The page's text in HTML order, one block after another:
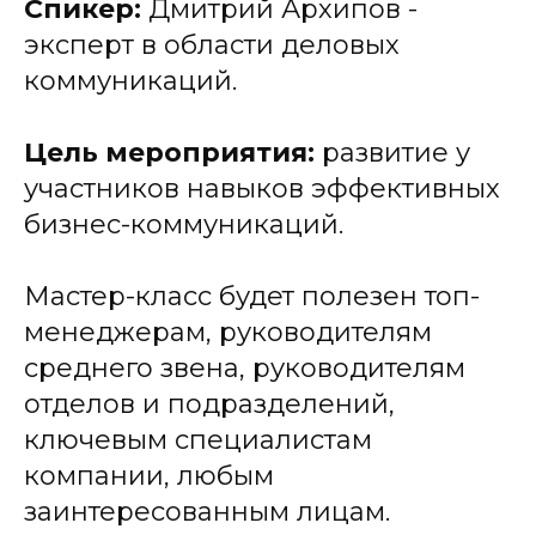
Спикер: Дмитрий Архипов -
эксперт в области деловых
коммуникаций.
Цель мероприятия: развитие у
участников навыков эффективных
бизнес-коммуникаций.
Мастер-класс будет полезен топ-
менеджерам, руководителям
среднего звена, руководителям
отделов и подразделений,
ключевым специалистам
компании, любым
заинтересованным лицам.